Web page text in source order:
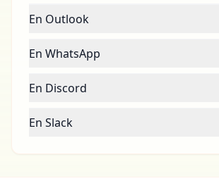
En Outlook
En WhatsApp
En Discord
En Slack